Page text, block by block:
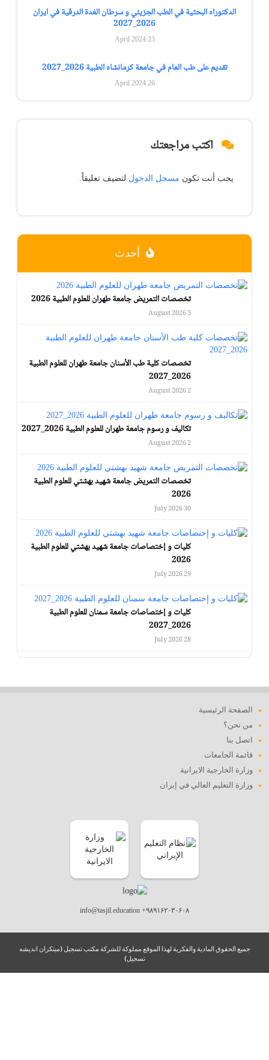
الدكتوراه البحثية في الطب الجزيئي و سرطان الغدة الدرقية في ايران
2026_2027
23 April 2024
تقديم على طب العام في جامعة كرمانشاه الطبية 2026_2027
26 April 2024
اكتب مراجعتك
يجب أنت تكون مسجل الدخول لتضيف تعليقاً.
أحدث
تخصصات التمريض جامعة طهران للعلوم الطبية 2026
3 August 2026
تخصصات كلية طب الأسنان جامعة طهران للعلوم الطبية
2026_2027
2 August 2026
تكاليف و رسوم جامعة طهران للعلوم الطبية 2026_2027
2 August 2026
تخصصات التمريض جامعة شهيد بهشتي للعلوم الطبية
2026
30 July 2026
كليات و إختصاصات جامعة شهيد بهشتي للعلوم الطبية
2026
29 July 2026
كليات و إختصاصات جامعة سمنان للعلوم الطبية
2026_2027
28 July 2026
الصفحة الرئيسية
من نحن؟
اتصل بنا
قائمة الجامعات
وزارة الخارجية الايرانية
وزارة التعليم العالي في إيران
info@tasjil.education +۹۸۹۱۶۲۰۳۰۶۰۸
جميع الحقوق المادية والفكرية لهذا الموقع مملوكة للشركة مكتب تسجيل (مبتکران اندیشه
تسجیل)